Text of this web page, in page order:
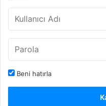
Beni hatırla